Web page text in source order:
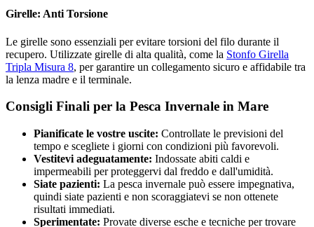
Girelle: Anti Torsione
Le girelle sono essenziali per evitare torsioni del filo durante il
recupero. Utilizzate girelle di alta qualità, come la Stonfo Girella
Tripla Misura 8, per garantire un collegamento sicuro e affidabile tra
la lenza madre e il terminale.
Consigli Finali per la Pesca Invernale in Mare
Pianificate le vostre uscite: Controllate le previsioni del
tempo e scegliete i giorni con condizioni più favorevoli.
Vestitevi adeguatamente: Indossate abiti caldi e
impermeabili per proteggervi dal freddo e dall'umidità.
Siate pazienti: La pesca invernale può essere impegnativa,
quindi siate pazienti e non scoraggiatevi se non ottenete
risultati immediati.
Sperimentate: Provate diverse esche e tecniche per trovare